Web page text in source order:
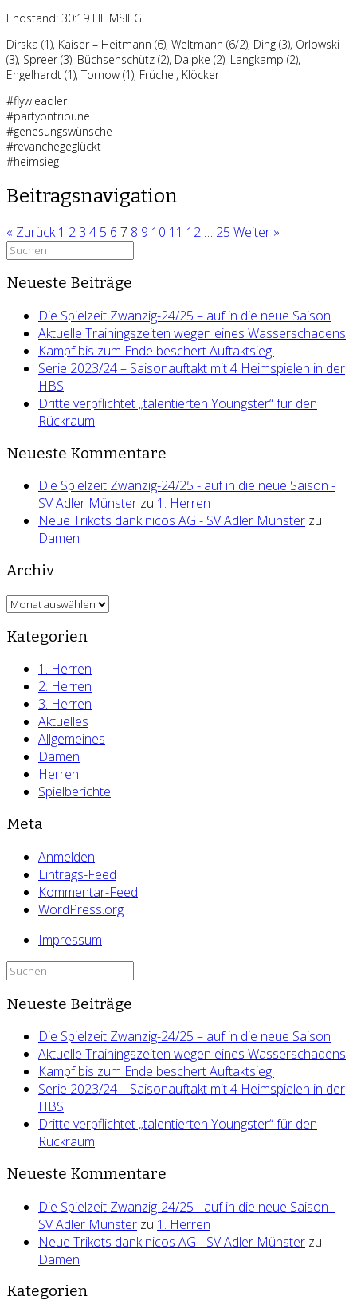
Endstand: 30:19 HEIMSIEG
Dirska (1), Kaiser – Heitmann (6), Weltmann (6/2), Ding (3), Orlowski
(3), Spreer (3), Büchsenschütz (2), Dalpke (2), Langkamp (2),
Engelhardt (1), Tornow (1), Früchel, Klöcker
#flywieadler
#partyontribüne
#genesungswünsche
#revanchegeglückt
#heimsieg
Beitragsnavigation
« Zurück 1 2 3 4 5 6 7 8 9 10 11 12 … 25 Weiter »
Suchen
nach:
Neueste Beiträge
Die Spielzeit Zwanzig-24/25 – auf in die neue Saison
Aktuelle Trainingszeiten wegen eines Wasserschadens
Kampf bis zum Ende beschert Auftaktsieg!
Serie 2023/24 – Saisonauftakt mit 4 Heimspielen in der
HBS
Dritte verpflichtet „talentierten Youngster“ für den
Rückraum
Neueste Kommentare
Die Spielzeit Zwanzig-24/25 - auf in die neue Saison -
SV Adler Münster zu 1. Herren
Neue Trikots dank nicos AG - SV Adler Münster zu
Damen
Archiv
Archiv
Kategorien
1. Herren
2. Herren
3. Herren
Aktuelles
Allgemeines
Damen
Herren
Spielberichte
Meta
Anmelden
Eintrags-Feed
Kommentar-Feed
WordPress.org
Impressum
Suchen
Neueste Beiträge
Die Spielzeit Zwanzig-24/25 – auf in die neue Saison
Aktuelle Trainingszeiten wegen eines Wasserschadens
Kampf bis zum Ende beschert Auftaktsieg!
Serie 2023/24 – Saisonauftakt mit 4 Heimspielen in der
HBS
Dritte verpflichtet „talentierten Youngster“ für den
Rückraum
Neueste Kommentare
Die Spielzeit Zwanzig-24/25 - auf in die neue Saison -
SV Adler Münster zu 1. Herren
Neue Trikots dank nicos AG - SV Adler Münster zu
Damen
Kategorien